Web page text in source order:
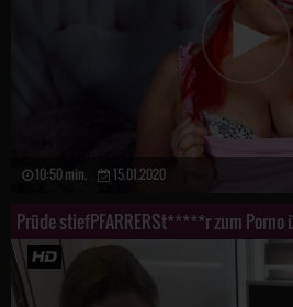
10:50 min. 15.01.2020